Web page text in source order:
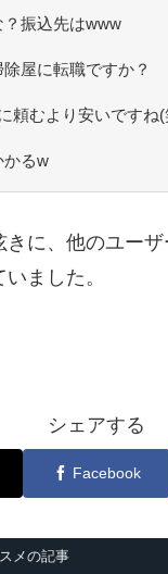
振込先はwww
屋に転職ですか？
頼むより安いですね(
かるw
きに、他のユー
ました。
シェアする
Facebook
メの記事